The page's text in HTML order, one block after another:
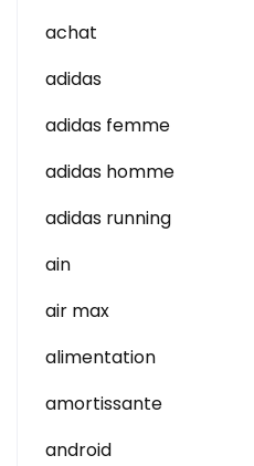
achat
adidas
adidas femme
adidas homme
adidas running
ain
air max
alimentation
amortissante
android